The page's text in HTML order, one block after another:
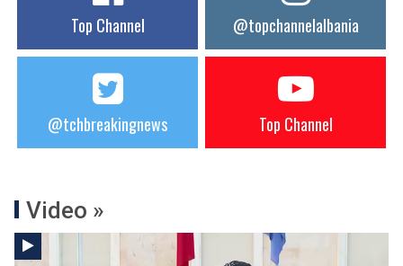
Top Channel @topchannelalbania
@tchbreakingnews Top Channel
Video »